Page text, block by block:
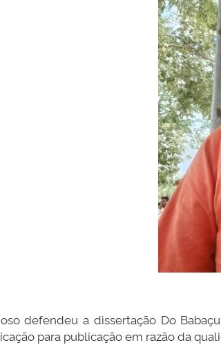
defendeu a dissertação Do
para publicação em razão da